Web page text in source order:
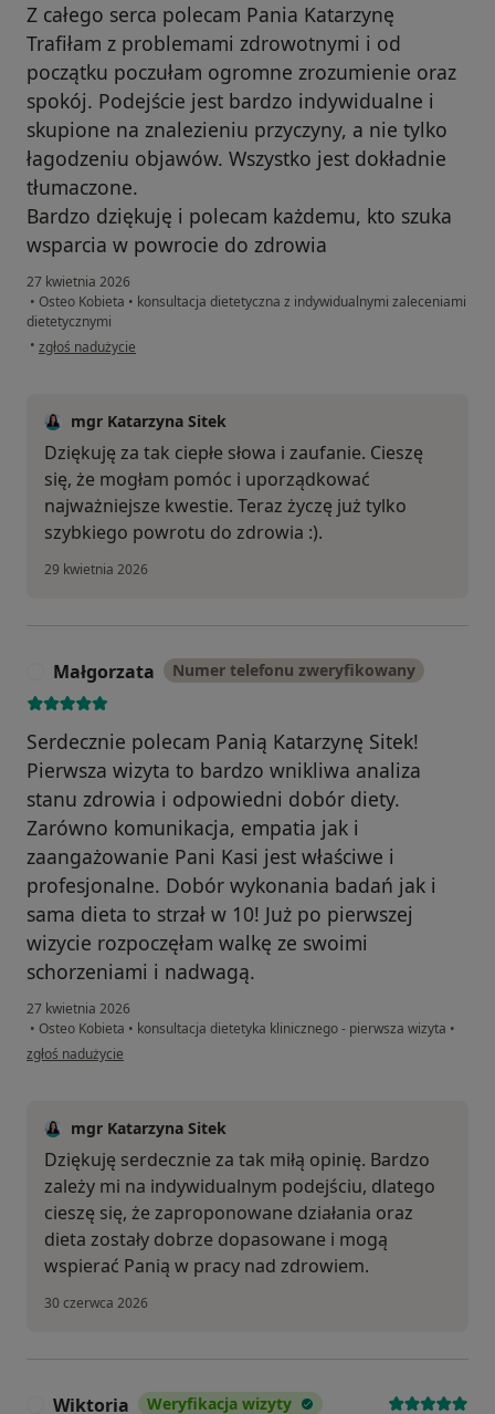
Z całego serca polecam Pania Katarzynę
Trafiłam z problemami zdrowotnymi i od
początku poczułam ogromne zrozumienie oraz
spokój. Podejście jest bardzo indywidualne i
skupione na znalezieniu przyczyny, a nie tylko
łagodzeniu objawów. Wszystko jest dokładnie
tłumaczone.
Bardzo dziękuję i polecam każdemu, kto szuka
wsparcia w powrocie do zdrowia
27 kwietnia 2026
• Osteo Kobieta • konsultacja dietetyczna z indywidualnymi zaleceniami
dietetycznymi
• w opinii użytkownika Giulia
zgłoś nadużycie
mgr Katarzyna Sitek
Dziękuję za tak ciepłe słowa i zaufanie. Cieszę
się, że mogłam pomóc i uporządkować
najważniejsze kwestie. Teraz życzę już tylko
szybkiego powrotu do zdrowia :).
29 kwietnia 2026
Małgorzata Numer telefonu zweryfikowany
Serdecznie polecam Panią Katarzynę Sitek!
Pierwsza wizyta to bardzo wnikliwa analiza
stanu zdrowia i odpowiedni dobór diety.
Zarówno komunikacja, empatia jak i
zaangażowanie Pani Kasi jest właściwe i
profesjonalne. Dobór wykonania badań jak i
sama dieta to strzał w 10! Już po pierwszej
wizycie rozpoczęłam walkę ze swoimi
schorzeniami i nadwagą.
27 kwietnia 2026
• Osteo Kobieta • konsultacja dietetyka klinicznego - pierwsza wizyta •
w opinii użytkownika Małgorzata
zgłoś nadużycie
mgr Katarzyna Sitek
Dziękuję serdecznie za tak miłą opinię. Bardzo
zależy mi na indywidualnym podejściu, dlatego
cieszę się, że zaproponowane działania oraz
dieta zostały dobrze dopasowane i mogą
wspierać Panią w pracy nad zdrowiem.
30 czerwca 2026
Wiktoria Weryfikacja wizyty